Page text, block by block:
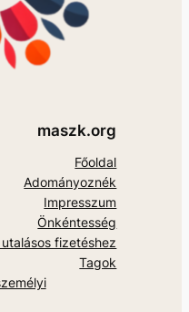
maszk.org
Főoldal
Adományoznék
Impresszum
Önkéntesség
fizetéshez
Tagok